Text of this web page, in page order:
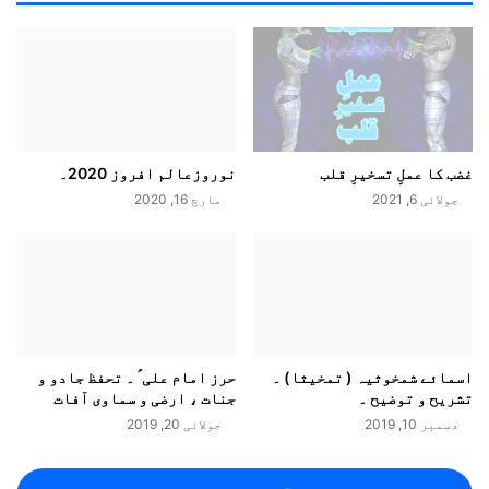
شاہ
غضب کا عملِ تسخیرِ قلب
جولائی 6, 2021
نوروزعالم افروز 2020۔
مارچ 16, 2020
اسمائے شمخوثیہ ( تمخیثا) ۔
تشریح و توضیح ۔
دسمبر 10, 2019
حرز امام علی ؑ ۔ تحفظ جادو و
جنات ، ارضی و سماوی آفات
جولائی 20, 2019